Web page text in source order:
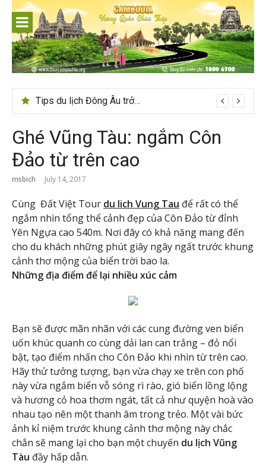
content
Tips du lịch Đông Âu trở nên trọn vẹn hơn
Ghé Vũng Tàu: ngắm Côn
Đảo từ trên cao
msbich July 14, 2017
Cùng Đất Việt Tour du lich Vung Tau để rất có thể
ngắm nhìn tổng thể cảnh đẹp của Côn Đảo từ đỉnh
Yên Ngựa cao 540m. Nơi đây có khả năng mang đến
cho du khách những phút giây ngây ngất trước khung
cảnh thơ mộng của biển trời bao la.
Những địa điểm để lại nhiều xúc cảm
Bạn sẽ được mãn nhãn với các cung đường ven biển
uốn khúc quanh co cùng dải lan can trắng – đỏ nổi
bật, tạo điểm nhấn cho Côn Đảo khi nhìn từ trên cao.
Hãy thử tưởng tượng, bạn vừa chạy xe trên con phố
này vừa ngắm biển vỗ sóng rì rào, gió biển lồng lộng
và hương cỏ hoa thơm ngát, tất cả như quyện hoà vào
nhau tạo nên một thanh âm trong trẻo. Một vài bức
ảnh kỉ niệm trước khung cảnh thơ mộng này chắc
chắn sẽ mang lại cho bạn một chuyến du lịch Vũng
Tàu đầy hấp dẫn.